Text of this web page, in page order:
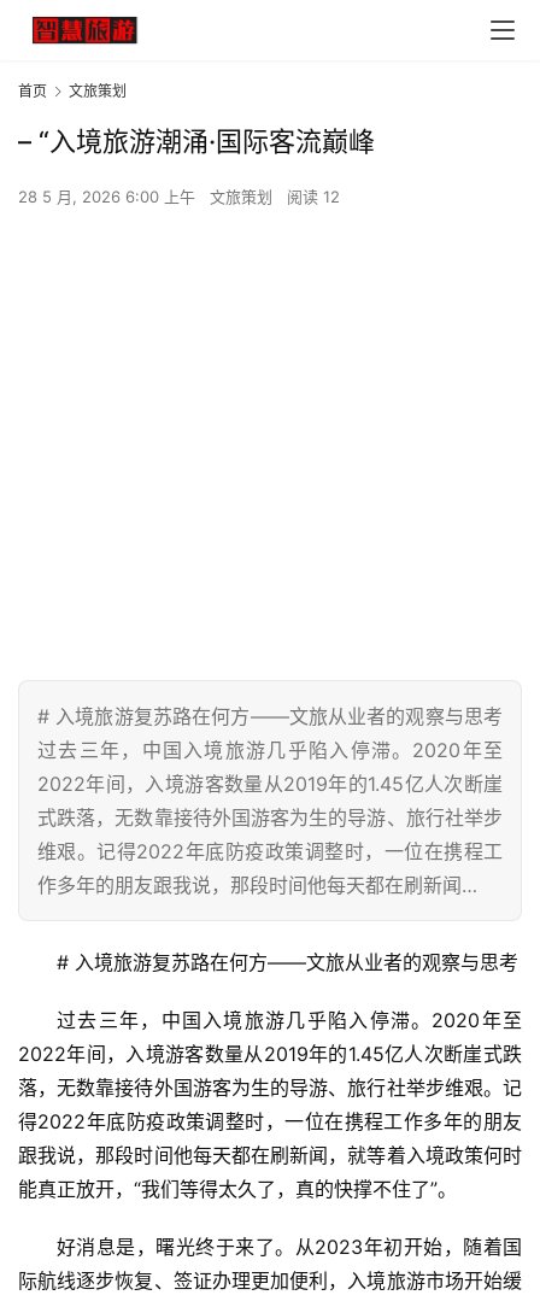
首页 文旅策划
– “入境旅游潮涌·国际客流巅峰
28 5 月, 2026 6:00 上午 文旅策划 阅读 12
# 入境旅游复苏路在何方——文旅从业者的观察与思考
过去三年，中国入境旅游几乎陷入停滞。2020年至
2022年间，入境游客数量从2019年的1.45亿人次断崖
式跌落，无数靠接待外国游客为生的导游、旅行社举步
维艰。记得2022年底防疫政策调整时，一位在携程工
作多年的朋友跟我说，那段时间他每天都在刷新闻…
# 入境旅游复苏路在何方——文旅从业者的观察与思考
过去三年，中国入境旅游几乎陷入停滞。2020年至
2022年间，入境游客数量从2019年的1.45亿人次断崖式跌
落，无数靠接待外国游客为生的导游、旅行社举步维艰。记
得2022年底防疫政策调整时，一位在携程工作多年的朋友
跟我说，那段时间他每天都在刷新闻，就等着入境政策何时
能真正放开，“我们等得太久了，真的快撑不住了”。
好消息是，曙光终于来了。从2023年初开始，随着国
际航线逐步恢复、签证办理更加便利，入境旅游市场开始缓